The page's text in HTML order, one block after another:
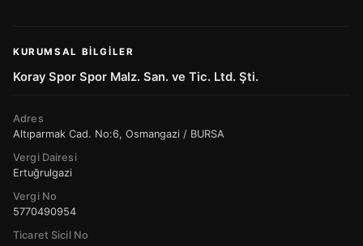
KURUMSAL BILGILER
Koray Spor Spor Malz. San. ve Tic. Ltd. Şti.
Adres
Altıparmak Cad. No:6, Osmangazi / BURSA
Vergi Dairesi
Ertuğrulgazi
Vergi No
5770490954
Ticaret Sicil No